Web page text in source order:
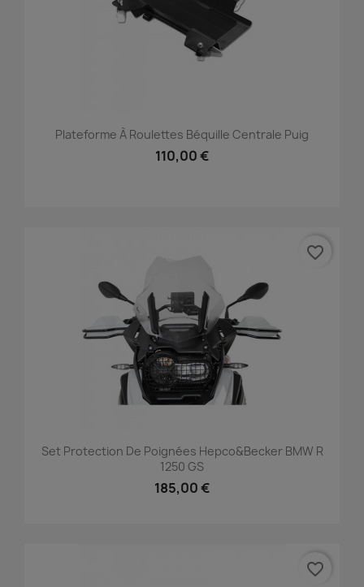
Plateforme À Roulettes Béquille Centrale Puig
110,00 €
Set Protection De Poignées Hepco&Becker BMW R
1250 GS
185,00 €
favorite_border
favorite_border